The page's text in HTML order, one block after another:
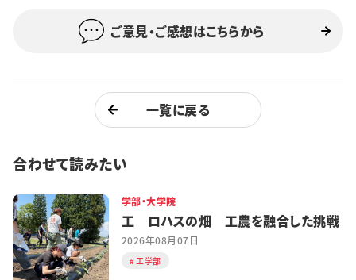
学生記者募集 お問い合わせ
ご意見・ご感想はこちらから
一覧に戻る
合わせて読みたい
学部・大学院
工 ロハスの畑 工農を融合した挑戦
2026年08月07日
工学部